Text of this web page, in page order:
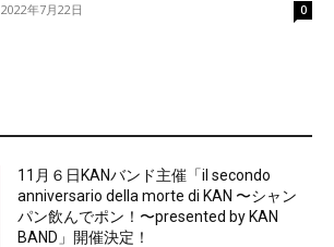
2022年7月22日 0
11月６日KANバンド主催「il secondo
anniversario della morte di KAN 〜シャン
パン飲んでポン！〜presented by KAN
BAND」開催決定！